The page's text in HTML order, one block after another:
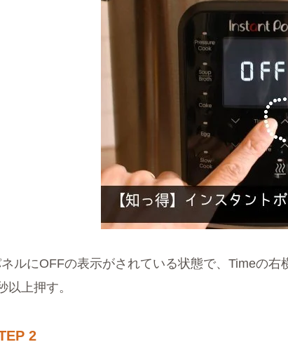
ルにOFFの表示がされている状態で、Timeの
以上押す。
2